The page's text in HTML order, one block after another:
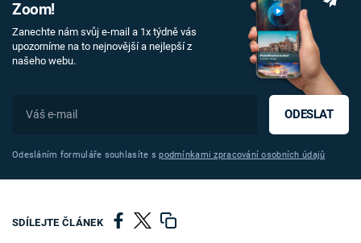
Zoom!
Zanechte nám svůj e-mail a 1x týdně vás
upozorníme na to nejnovější a nejlepší z
našeho webu.
ODESLAT
Odesláním formuláře souhlasíte spodmínkami zpracování osobních údajů
SDÍLEJTE ČLÁNEK